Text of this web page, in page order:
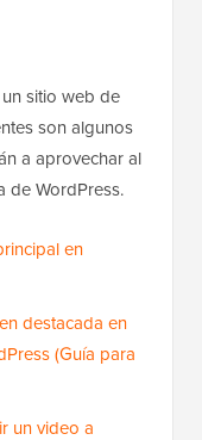
sitio web de
son algunos
a aprovechar al
de WordPress.
en
destacada en
(Guía para
un video a